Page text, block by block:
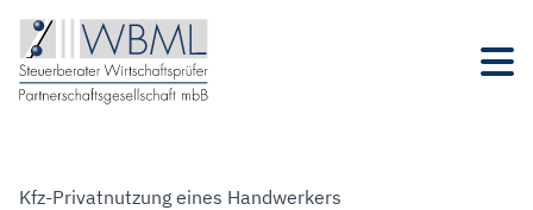
Kfz-Privatnutzung eines Handwerkers